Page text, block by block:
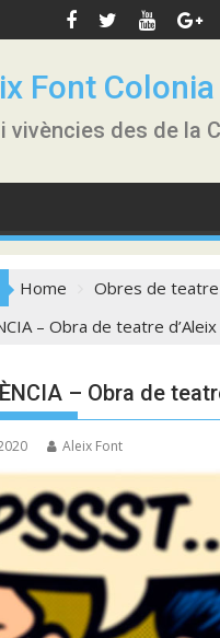
Font
vivències des de la
Home
Obres de teatre
– Obra de teatre
– Obra de
Aleix Font